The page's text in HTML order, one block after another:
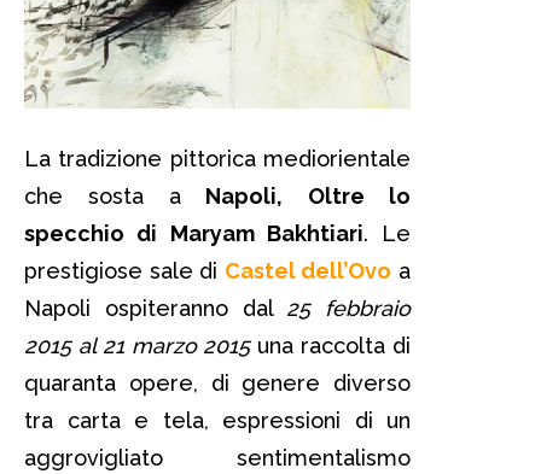
La tradizione pittorica mediorientale
che sosta a Napoli,
Oltre lo
specchio di Maryam Bakhtiari. Le
prestigiose sale di Castel dell’Ovo a
Napoli ospiteranno dal 25 febbraio
2015 al 21 marzo 2015una raccolta di
quaranta opere, di genere diverso
tra carta e tela, espressioni di un
aggrovigliato sentimentalismo